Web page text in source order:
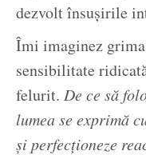
dezvolt însușirile
Îmi imaginez
sensibilitate
felurit. De ce să
lumea se exprimă
și perfecționeze